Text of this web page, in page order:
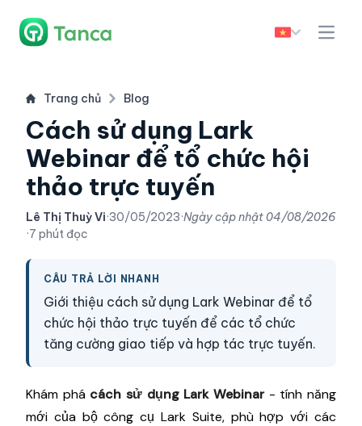
Trang chủ Blog
Cách sử dụng Lark
Webinar để tổ chức hội
thảo trực tuyến
Lê Thị Thuỳ Vi·30/05/2023·Ngày cập nhật04/08/2026
·7 phút đọc
CÂU TRẢ LỜI NHANH
Giới thiệu cách sử dụng Lark Webinar để tổ
chức hội thảo trực tuyến để các tổ chức
tăng cường giao tiếp và hợp tác trực tuyến.
Khám phá cách sử dụng Lark Webinar- tính năng
mới của bộ công cụ Lark Suite, phù hợp với các